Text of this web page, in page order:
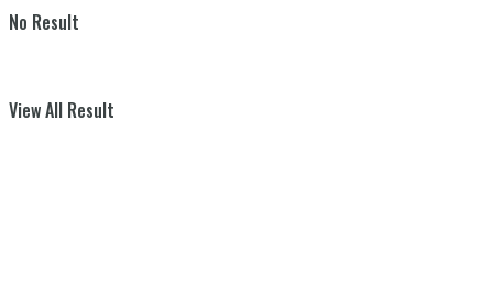
No Result
View All Result